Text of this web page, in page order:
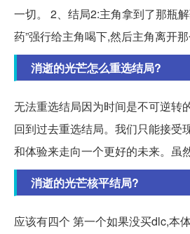
一切。 2、结局2:主角拿到了那瓶解
药”强行给主角喝下,然后主角离开那
消逝的光芒怎么重选结局?
无法重选结局因为时间是不可逆转
回到过去重选结局。我们只能接受
和体验来走向一个更好的未来。虽
消逝的光芒核平结局?
应该有四个 第一个如果没买dlc,本